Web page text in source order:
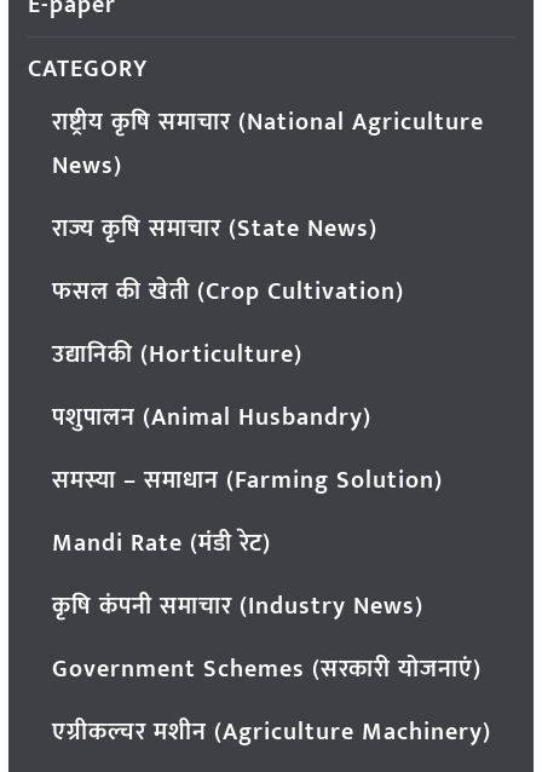
CATEGORY
राष्ट्रीय कृषि समाचार (National Agriculture
News)
राज्य कृषि समाचार (State News)
फसल की खेती (Crop Cultivation)
उद्यानिकी (Horticulture)
पशुपालन (Animal Husbandry)
समस्या – समाधान (Farming Solution)
Mandi Rate (मंडी रेट)
कृषि कंपनी समाचार (Industry News)
Government Schemes (सरकारी योजनाएं)
एग्रीकल्चर मशीन (Agriculture Machinery)